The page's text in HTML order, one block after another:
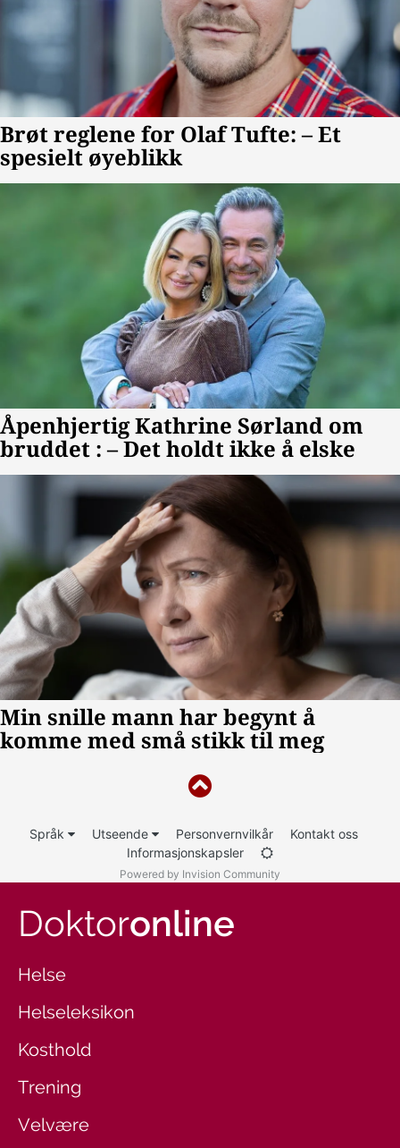
Språk Utseende Personvernvilkår
Kontakt oss
Informasjonskapsler
Powered by Invision Community
Doktoronline
Helse
Helseleksikon
Kosthold
Trening
Velvære